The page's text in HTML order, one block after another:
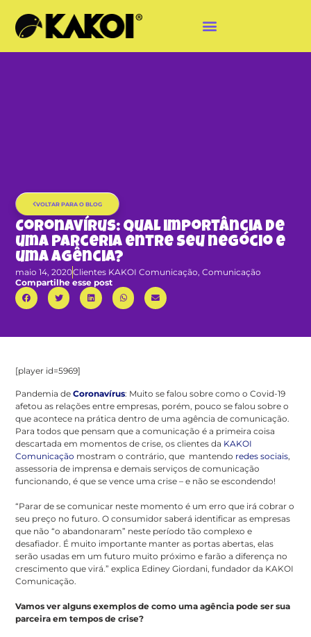
VOLTAR PARA O BLOG
Coronavírus: Qual importância de
uma parceria entre seu negócio e
uma agência?
maio 14, 2020Clientes KAKOI Comunicação,Comunicação
Compartilhe esse post
[player id=5969]
Pandemia deCoronavírus: Muito se falou sobre como o Covid-19
afetou as relações entre empresas, porém, pouco se falou sobre o
que acontece na prática dentro de uma agência de comunicação.
Para todos que pensam que a comunicação é a primeira coisa
descartada em momentos de crise, os clientes da KAKOI
Comunicação mostram o contrário, que mantendo redes sociais,
assessoria de imprensa e demais serviços de comunicação
funcionando, é que se vence uma crise – e não se escondendo!
“Parar de se comunicar neste momento é um erro que irá cobrar o
seu preço no futuro. O consumidor saberá identificar as empresas
que não “o abandonaram” neste período tão complexo e
desafiador. É muito importante manter as portas abertas, elas
serão usadas em um futuro muito próximo e farão a diferença no
crescimento que virá.” explica Ediney Giordani, fundador da KAKOI
Comunicação.
Vamos ver alguns exemplos de como uma agência pode ser sua
parceira em tempos de crise?